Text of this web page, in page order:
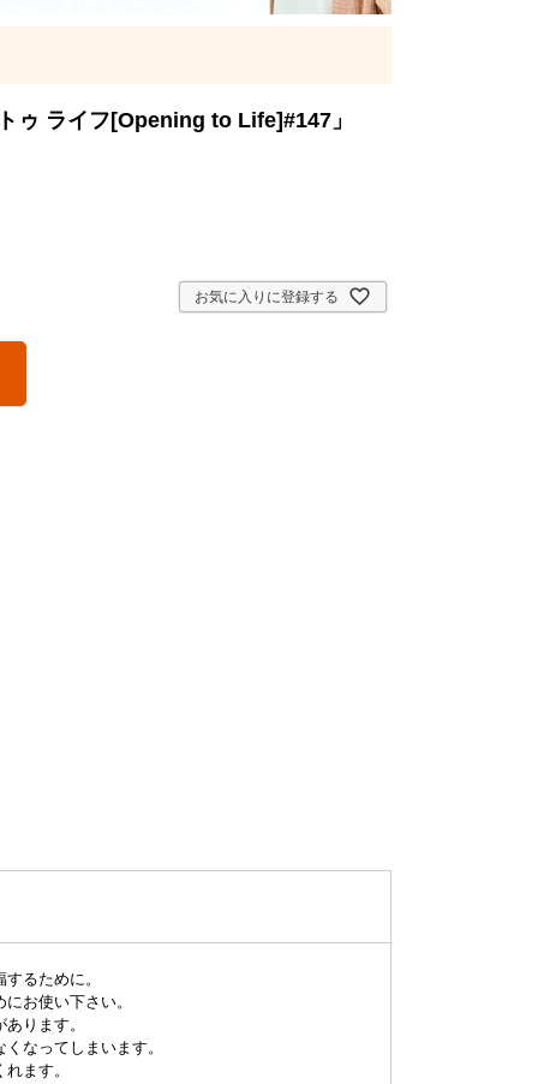
ゥ ライフ[Opening to Life]#147」
お気に入りに登録する
るために。
お使い下さい。
ります。
なってしまいます。
ます。